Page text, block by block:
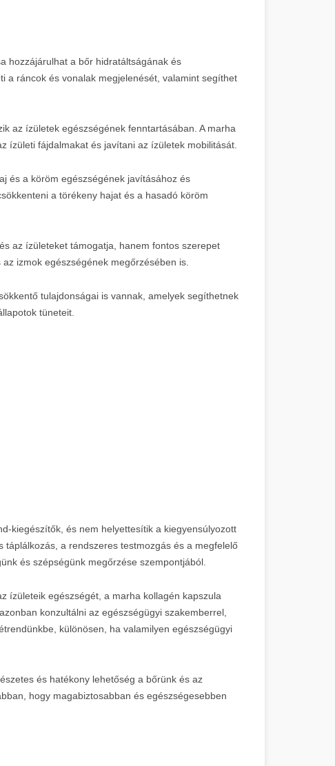
hozzájárulhat a bőr hidratáltságának és
a ráncok és vonalak megjelenését, valamint segíthet
az ízületek egészségének fenntartásában. A marha
ízületi fájdalmakat és javítani az ízületek mobilitását.
és a köröm egészségének javításához és
a törékeny hajat és a hasadó köröm
az ízületeket támogatja, hanem fontos szerepet
izmok egészségének megőrzésében is.
tulajdonságai is vannak, amelyek segíthetnek
tüneteit.
kiegészítők, és nem helyettesítik a kiegyensúlyozott
a rendszeres testmozgás és a megfelelő
és szépségünk megőrzése szempontjából.
ízületeik egészségét, a marha kollagén kapszula
konzultálni az egészségügyi szakemberrel,
különösen, ha valamilyen egészségügyi
és hatékony lehetőség a bőrünk és az
hogy magabiztosabban és egészségesebben